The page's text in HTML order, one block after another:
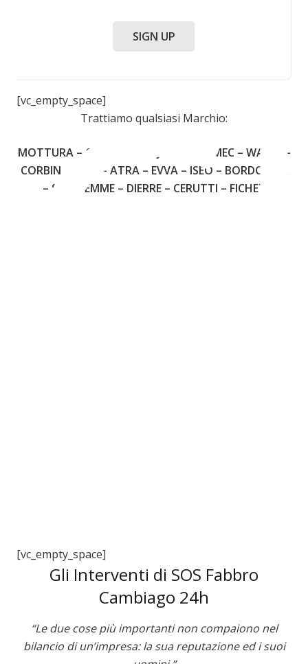
SIGN UP
[vc_empty_space]
Trattiamo qualsiasi Marchio:
MOTTURA – CISA – FIAM – JUWEL – OMEC – WALLY –
CORBIN – YALE – ATRA – EVVA – ISEO – BORDOGNA
– SECUREMME – DIERRE – CERUTTI – FICHET
[vc_empty_space]
Gli Interventi di SOS Fabbro
Cambiago 24h
“Le due cose più importanti non compaiono nel
bilancio di un’impresa: la sua reputazione ed i suoi